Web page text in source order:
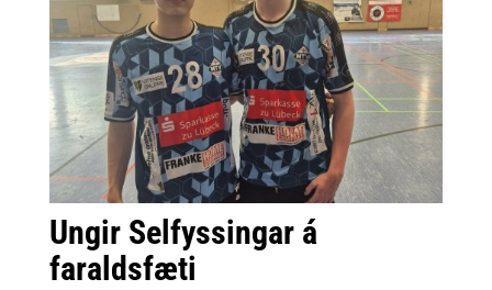
Ungir Selfyssingar á
faraldsfæti